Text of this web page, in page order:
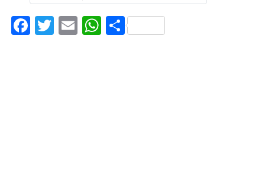
Facebook
TwitterEmailWhatsApp
Share